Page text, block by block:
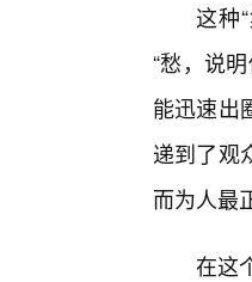
这种
“愁，说
能迅速出
递到了观
而为人最
在这